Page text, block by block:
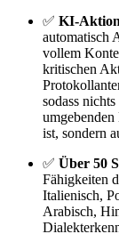
✅ KI-
automatisch
vollem
kritischen
sodass
ist, sondern
✅ Über 50
Fähigkeiten
Italienisch,
Arabisch,